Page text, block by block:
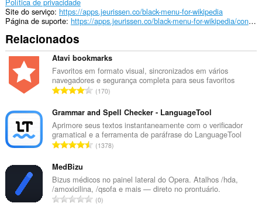
barra
lateral.
Política de privacidade
Site do serviço https://apps.jeurissen.co/black-menu-for-wikipedia
Página de suporte
https://apps.jeurissen.co/black-menu-for-wikipedia/contact
Relacionados
Atavi bookmarks
Favoritos em formato visual, sincronizados em vários
navegadores e segurança completa para seus favoritos
N
m
e
r
o
t
a
170
Grammar and Spell Checker - LanguageTool
Aprimore seus textos instantaneamente com o verificador
gramatical e a ferramenta de paráfrase do LanguageTool
N
e
r
o
1378
MedBizu
Bizus médicos no painel lateral do Opera. Atalhos /hda,
/amoxicilina, /qsofa e mais — direto no prontuário.
N0